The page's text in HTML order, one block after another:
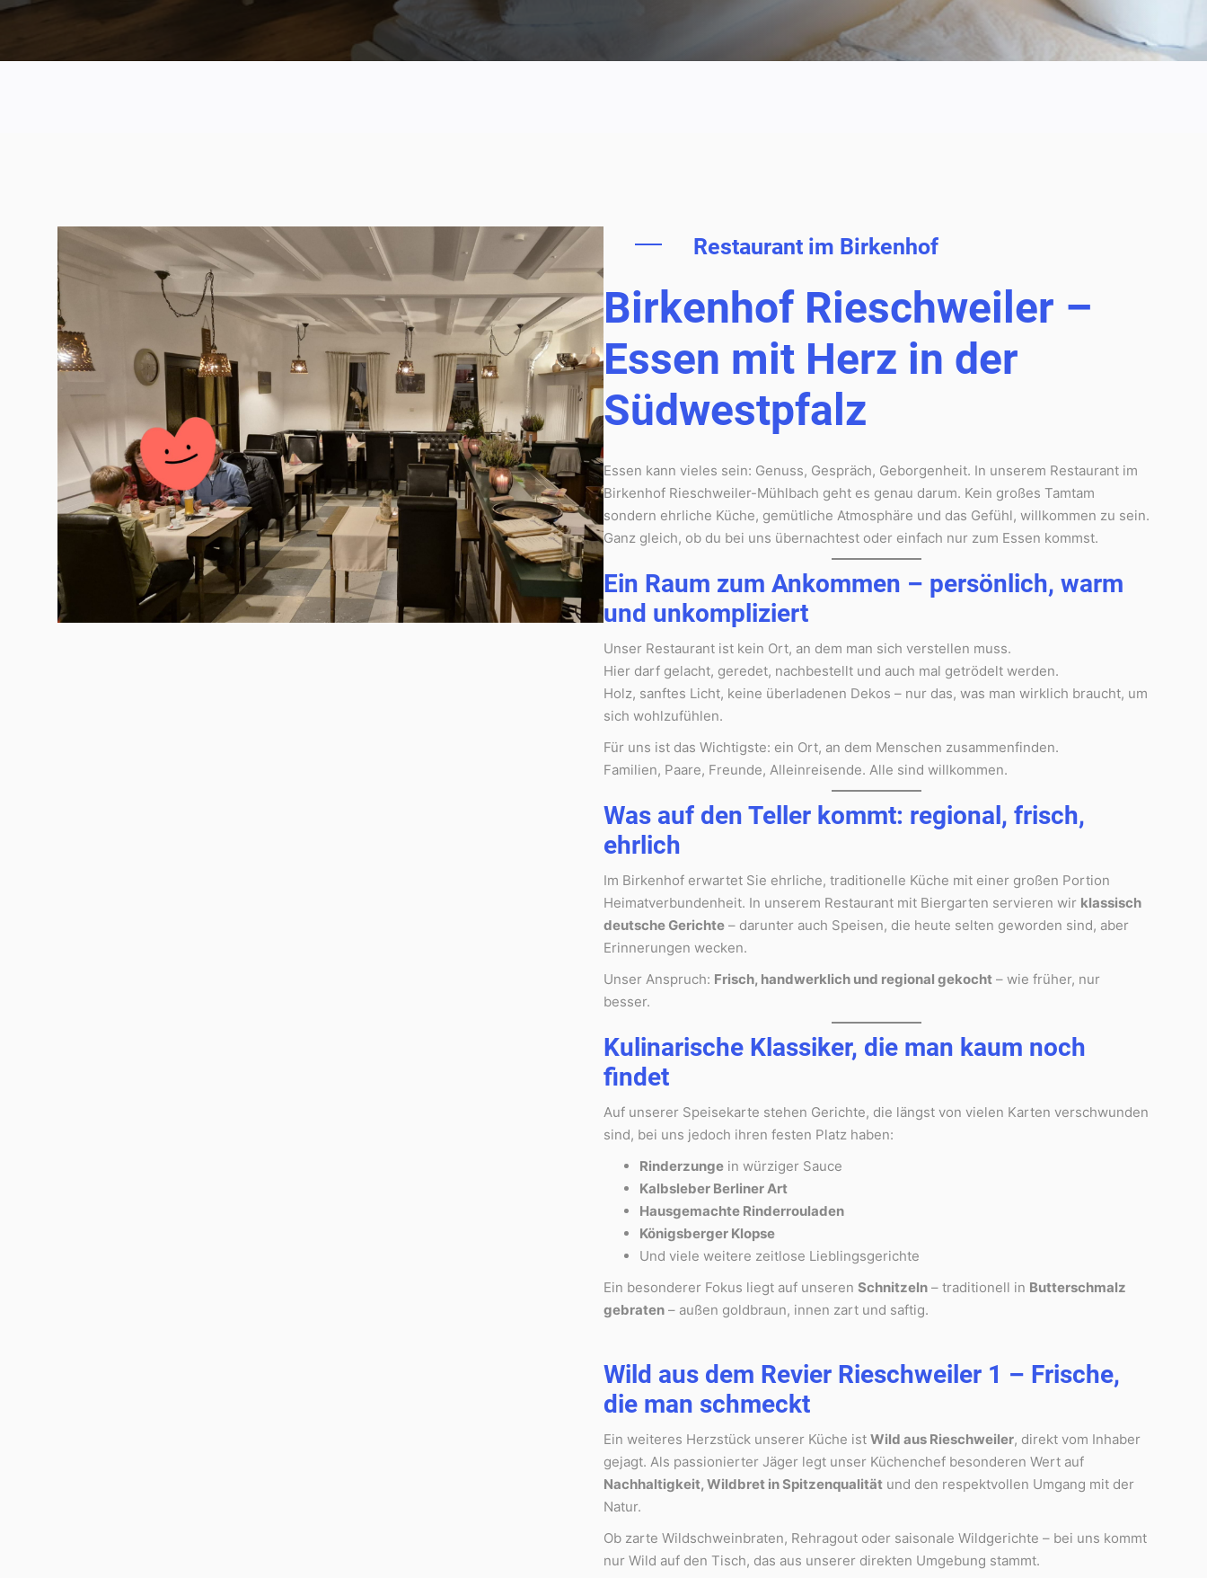
Restaurant im Birkenhof
Birkenhof Rieschweiler –
Essen mit Herz in der
Südwestpfalz
Essen kann vieles sein: Genuss, Gespräch, Geborgenheit. In unserem Restaurant im
Birkenhof Rieschweiler-Mühlbach geht es genau darum. Kein großes Tamtam
sondern ehrliche Küche, gemütliche Atmosphäre und das Gefühl, willkommen zu sein.
Ganz gleich, ob du bei uns übernachtest oder einfach nur zum Essen kommst.
Ein Raum zum Ankommen – persönlich, warm
und unkompliziert
Unser Restaurant ist kein Ort, an dem man sich verstellen muss.
Hier darf gelacht, geredet, nachbestellt und auch mal getrödelt werden.
Holz, sanftes Licht, keine überladenen Dekos – nur das, was man wirklich braucht, um
sich wohlzufühlen.
Für uns ist das Wichtigste: ein Ort, an dem Menschen zusammenfinden.
Familien, Paare, Freunde, Alleinreisende. Alle sind willkommen.
Was auf den Teller kommt: regional, frisch,
ehrlich
Im Birkenhof erwartet Sie ehrliche, traditionelle Küche mit einer großen Portion
Heimatverbundenheit. In unserem Restaurant mit Biergarten servieren wir klassisch
deutsche Gerichte – darunter auch Speisen, die heute selten geworden sind, aber
Erinnerungen wecken.
Unser Anspruch: Frisch, handwerklich und regional gekocht – wie früher, nur
besser.
Kulinarische Klassiker, die man kaum noch
findet
Auf unserer Speisekarte stehen Gerichte, die längst von vielen Karten verschwunden
sind, bei uns jedoch ihren festen Platz haben:
Rinderzunge in würziger Sauce
Kalbsleber Berliner Art
Hausgemachte Rinderrouladen
Königsberger Klopse
Und viele weitere zeitlose Lieblingsgerichte
Ein besonderer Fokus liegt auf unseren Schnitzeln – traditionell in Butterschmalz
gebraten – außen goldbraun, innen zart und saftig.
Wild aus dem Revier Rieschweiler 1 – Frische,
die man schmeckt
Ein weiteres Herzstück unserer Küche ist Wild aus Rieschweiler, direkt vom Inhaber
gejagt. Als passionierter Jäger legt unser Küchenchef besonderen Wert auf
Nachhaltigkeit, Wildbret in Spitzenqualität und den respektvollen Umgang mit der
Natur.
Ob zarte Wildschweinbraten, Rehragout oder saisonale Wildgerichte – bei uns kommt
nur Wild auf den Tisch, das aus unserer direkten Umgebung stammt.